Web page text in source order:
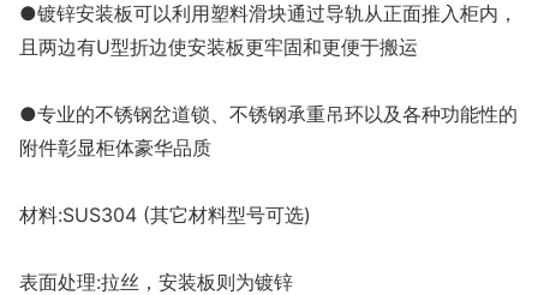
●镀锌安装板可以利用塑料滑块通过导轨从正面推入柜内，
且两边有U型折边使安装板更牢固和更便于搬运
●专业的不锈钢岔道锁、不锈钢承重吊环以及各种功能性的
附件彰显柜体豪华品质
材料:SUS304 (其它材料型号可选)
表面处理:拉丝，安装板则为镀锌